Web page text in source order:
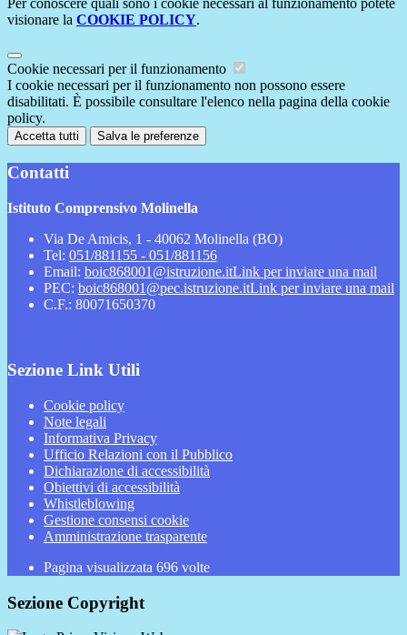
Per conoscere quali sono i cookie necessari al funzionamento potete
visionare la COOKIE POLICY.
Cookie necessari per il funzionamento
I cookie necessari per il funzionamento non possono essere
disabilitati. È possibile consultare l'elenco nella pagina della cookie
policy.
Accetta tutti Salva le preferenze
Contatti
Istituto Comprensivo Molinella
Via De Amicis, 1 - 40062 Molinella (BO)
Tel: 051/881155 - 051/881156
Email: boic868001@istruzione.itLink per inviare una mail
PEC: boic868001@pec.istruzione.itLink per inviare una mail
C.F.: 80071650370
Sezione Link Utili
Cookie policy
Note legali
Informativa Privacy
Ufficio Relazioni con il Pubblico
Dichiarazione di accessibilità
Obiettivi di accessibilità
Whistleblowing
Gestione consensi cookie
Amministrazione trasparente
Pagina visualizzata 696 volte
Sezione Copyright